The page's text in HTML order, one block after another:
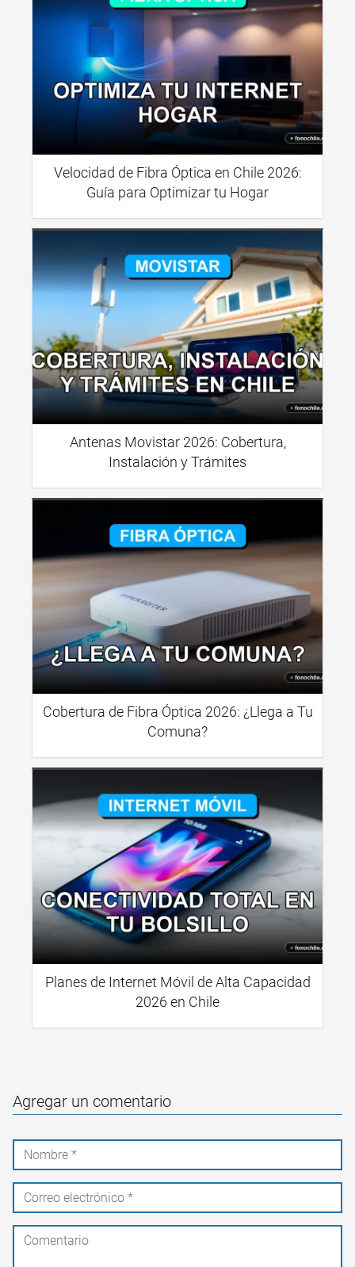
Velocidad de Fibra Óptica en Chile 2026:
Guía para Optimizar tu Hogar
Antenas Movistar 2026: Cobertura,
Instalación y Trámites
Cobertura de Fibra Óptica 2026: ¿Llega a Tu
Comuna?
Planes de Internet Móvil de Alta Capacidad
2026 en Chile
Agregar un comentario